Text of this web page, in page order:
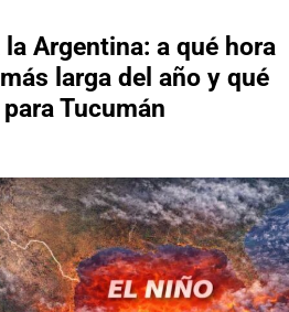
Argentina: a qué hora
larga del año y qué
Tucumán